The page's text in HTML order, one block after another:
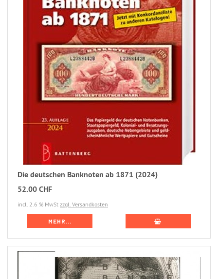
Die deutschen Banknoten ab 1871 (2024)
52.00 CHF
incl. 2.6 % MwSt zzgl. Versandkosten
MEHR...